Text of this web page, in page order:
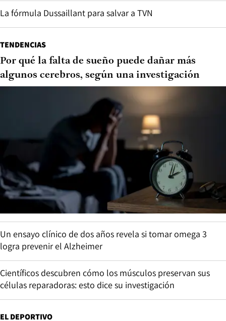
La fórmula Dussaillant para salvar a TVN
TENDENCIAS
Por qué la falta de sueño puede dañar más
algunos cerebros, según una investigación
Un ensayo clínico de dos años revela si tomar omega 3
logra prevenir el Alzheimer
Científicos descubren cómo los músculos preservan sus
células reparadoras: esto dice su investigación
EL DEPORTIVO